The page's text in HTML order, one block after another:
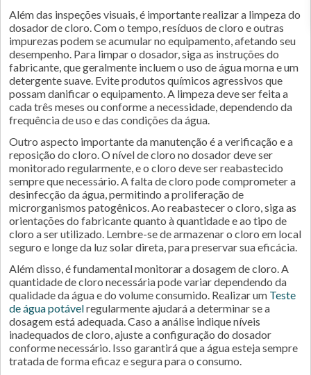
Além das inspeções visuais, é importante realizar a limpeza do
dosador de cloro. Com o tempo, resíduos de cloro e outras
impurezas podem se acumular no equipamento, afetando seu
desempenho. Para limpar o dosador, siga as instruções do
fabricante, que geralmente incluem o uso de água morna e um
detergente suave. Evite produtos químicos agressivos que
possam danificar o equipamento. A limpeza deve ser feita a
cada três meses ou conforme a necessidade, dependendo da
frequência de uso e das condições da água.
Outro aspecto importante da manutenção é a verificação e a
reposição do cloro. O nível de cloro no dosador deve ser
monitorado regularmente, e o cloro deve ser reabastecido
sempre que necessário. A falta de cloro pode comprometer a
desinfecção da água, permitindo a proliferação de
microrganismos patogênicos. Ao reabastecer o cloro, siga as
orientações do fabricante quanto à quantidade e ao tipo de
cloro a ser utilizado. Lembre-se de armazenar o cloro em local
seguro e longe da luz solar direta, para preservar sua eficácia.
Além disso, é fundamental monitorar a dosagem de cloro. A
quantidade de cloro necessária pode variar dependendo da
qualidade da água e do volume consumido. Realizar um Teste
de água potávelregularmente ajudará a determinar se a
dosagem está adequada. Caso a análise indique níveis
inadequados de cloro, ajuste a configuração do dosador
conforme necessário. Isso garantirá que a água esteja sempre
tratada de forma eficaz e segura para o consumo.